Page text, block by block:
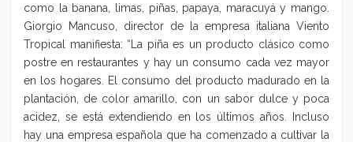
como la banana, limas, piñas, papaya , maracuyá y mango.
Giorgio Mancuso, director de la empresa italiana Viento
Tropical manifiesta: “La piña es un producto clásico como
postre en restaurantes y hay un consumo cada vez mayor
en los hogares. El consumo del producto madurado en la
plantación, de color amarillo, con un sabor dulce y poca
acidez, se está extendiendo en los últimos años. Incluso
hay una empresa española que ha comenzado a cultivar la